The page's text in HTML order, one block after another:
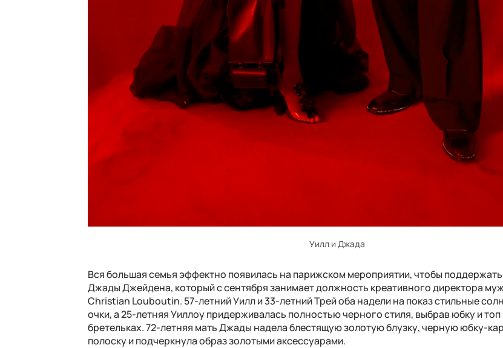
Уилл и Джада
Вся большая семья эффектно появилась на парижском мероприятии, чтобы
Джады Джейдена, который с сентября занимает должность креативного директора
Christian Louboutin. 57-летний Уилл и 33-летний Трей оба надели на показ стильные
очки, а 25-летняя Уиллоу придерживалась полностью черного стиля, выбрав юбку и топ
бретельках. 72-летняя мать Джады надела блестящую золотую блузку, черную юбку-
полоску и подчеркнула образ золотыми аксессуарами.